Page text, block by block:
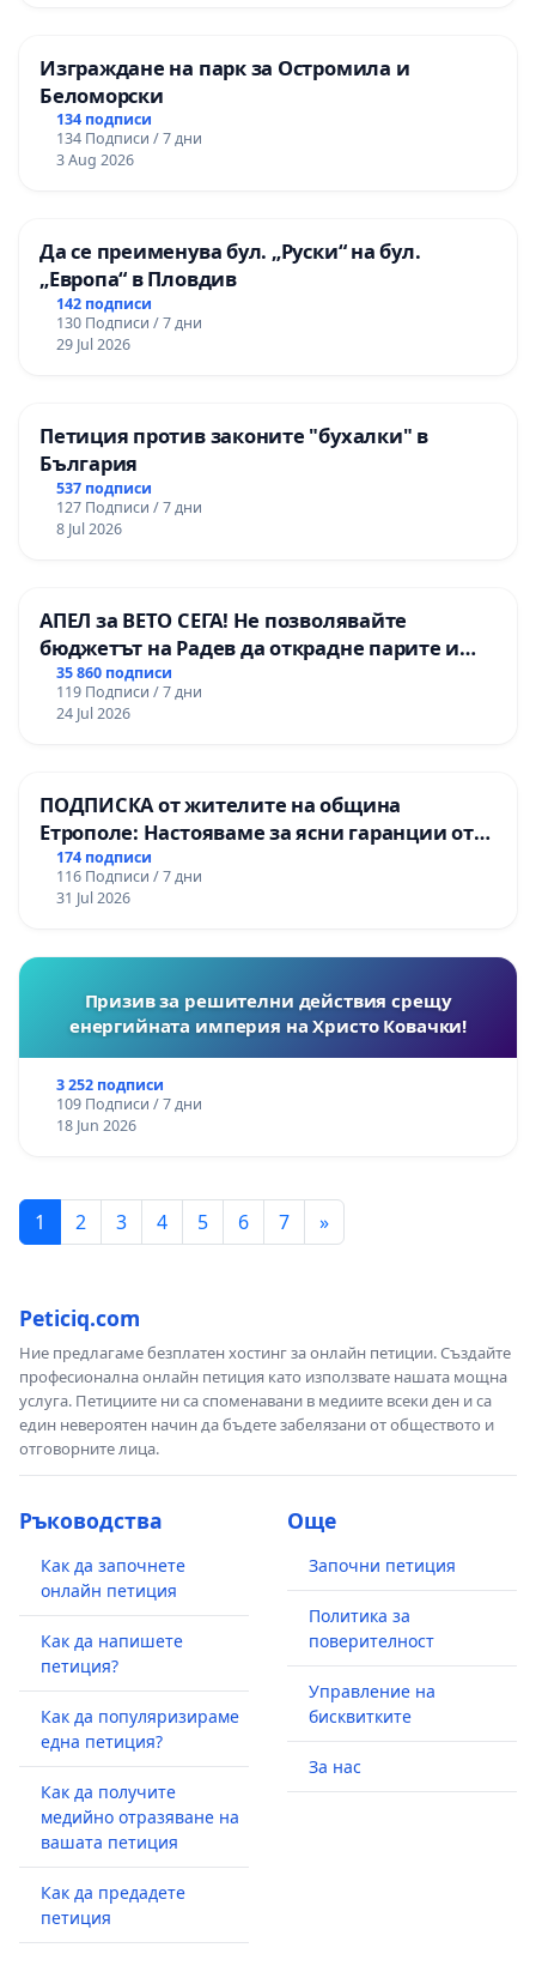
Изграждане на парк за Остромила и
Беломорски
134 подписи
134 Подписи / 7 дни
3 Aug 2026
Да се преименува бул. „Руски“ на бул.
„Европа“ в Пловдив
142 подписи
130 Подписи / 7 дни
29 Jul 2026
Петиция против законите "бухалки" в
България
537 подписи
127 Подписи / 7 дни
8 Jul 2026
АПЕЛ за ВЕТО СЕГА! Не позволявайте
бюджетът на Радев да открадне парите и
правата ни в тъмното
35 860 подписи
119 Подписи / 7 дни
24 Jul 2026
ПОДПИСКА от жителите на община
Етрополе: Настояваме за ясни гаранции от
“Елаците-МЕД” АД и от държавата, че ще се
изпълнят всички екологични норми!
174 подписи
116 Подписи / 7 дни
31 Jul 2026
Призив за решителни действия срещу
енергийната империя на Христо Ковачки!
3 252 подписи
109 Подписи / 7 дни
18 Jun 2026
1 2 3 4 5 6 7 »
Peticiq.com
Ние предлагаме безплатен хостинг за онлайн петиции. Създайте
професионална онлайн петиция като използвате нашата мощна
услуга. Петициите ни са споменавани в медиите всеки ден и са
един невероятен начин да бъдете забелязани от обществото и
отговорните лица.
Ръководства
Как да започнете
онлайн петиция
Как да напишете
петиция?
Как да популяризираме
една петиция?
Как да получите
медийно отразяване на
вашата петиция
Как да предадете
петиция
Още
Започни петиция
Политика за
поверителност
Управление на
бисквитките
За нас